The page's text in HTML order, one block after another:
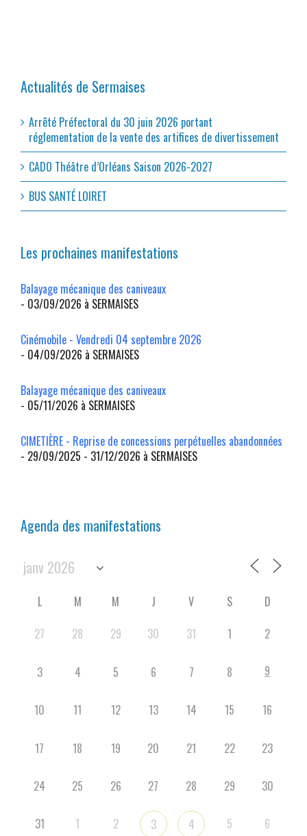
Actualités de Sermaises
Arrêté Préfectoral du 30 juin 2026 portant
réglementation de la vente des artifices de divertissement
CADO Théâtre d’Orléans Saison 2026-2027
BUS SANTÉ LOIRET
Les prochaines manifestations
Balayage mécanique des caniveaux
- 03/09/2026 à SERMAISES
Cinémobile - Vendredi 04 septembre 2026
- 04/09/2026 à SERMAISES
Balayage mécanique des caniveaux
- 05/11/2026 à SERMAISES
CIMETIÈRE - Reprise de concessions perpétuelles abandonnées
- 29/09/2025 - 31/12/2026 à SERMAISES
Agenda des manifestations
L M M J V S
D
27
28 29 30 31 1 2
3 4 5 6 7 8 9
10 11 12 13 14 15 16
17 18 19 20 21 22 23
24 25 26 27 28 29 30
31 1 2 3 4 5 6